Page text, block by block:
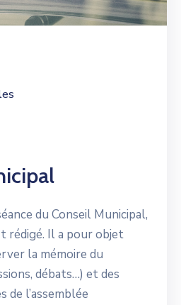
du Conseil Municipal,
rédigé. Il a pour objet
la mémoire du
débats…) et des
de l’assemblée